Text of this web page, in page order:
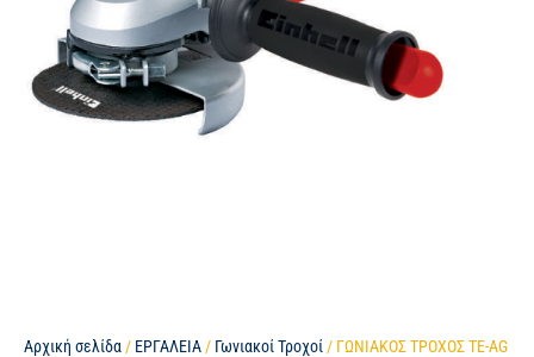
Αρχική σελίδα / ΕΡΓΑΛΕΙΑ / Γωνιακοί Τροχοί / ΓΩΝΙΑΚΟΣ ΤΡΟΧΟΣ TE-AG